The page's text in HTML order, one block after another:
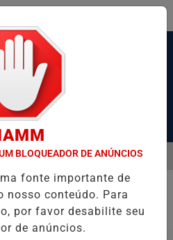
EM GUARUJÁ HACKER
MENU
BLOQUEADOR DE ANÚNCIOS
fonte importante de
nosso conteúdo. Para
por favor desabilite seu
de anúncios.